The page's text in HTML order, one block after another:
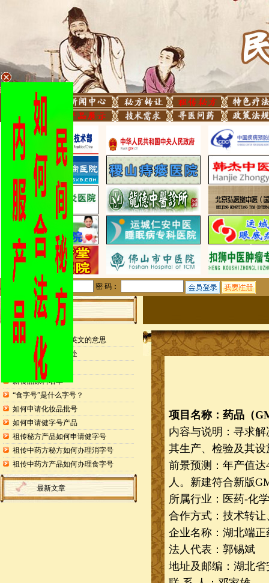
用户名： 密 码：
站内公告
检测报告封面缩写英文的意思
申请专利的25个好处
药食同源目录
新食品原料名单
“食字号”是什么字号？
如何申请化妆品批号
如何申请健字号产品
祖传秘方产品如何申请健字号
祖传中药方秘方如何办理消字号
祖传中药方产品如何办理食字号
最新文章
项目名称：药品（
内容与说明：寻求
其生产、检验及其
前景预测：年产值达
人。新建符合新版
所属行业：医药-化
合作方式：技术转
企业名称：湖北端
法人代表：郭锡斌
地址及邮编：湖北